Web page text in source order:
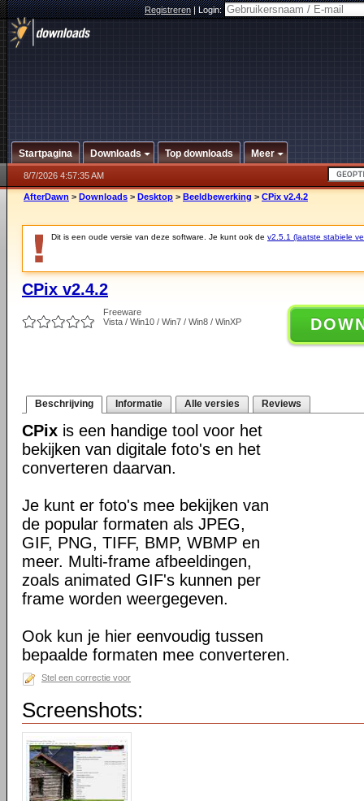
Registreren|Login:
Startpagina Downloads Top downloads Meer
8/7/2026 4:57:35 AM
AfterDawn > Downloads > Desktop > Beeldbewerking > CPix v2.4.2
Dit is een oude versie van deze software. Je kunt ook de v2.5.1 (laatste stabiele
CPix v2.4.2
Freeware
Vista / Win10 / Win7 / Win8 / WinXP
Beschrijving Informatie Alle versies Reviews
CPix is een handige tool voor het
bekijken van digitale foto's en het
converteren daarvan.
Je kunt er foto's mee bekijken van
de popular formaten als JPEG,
GIF, PNG, TIFF, BMP, WBMP en
meer. Multi-frame afbeeldingen,
zoals animated GIF's kunnen per
frame worden weergegeven.
Ook kun je hier eenvoudig tussen
bepaalde formaten mee converteren.
Stel een correctie voor
Screenshots: